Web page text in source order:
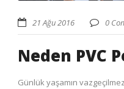
21 Ağu 2016 0
Neden PVC
Günlük yaşamın